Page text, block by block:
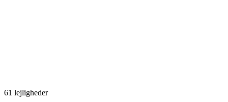
61 lejligheder